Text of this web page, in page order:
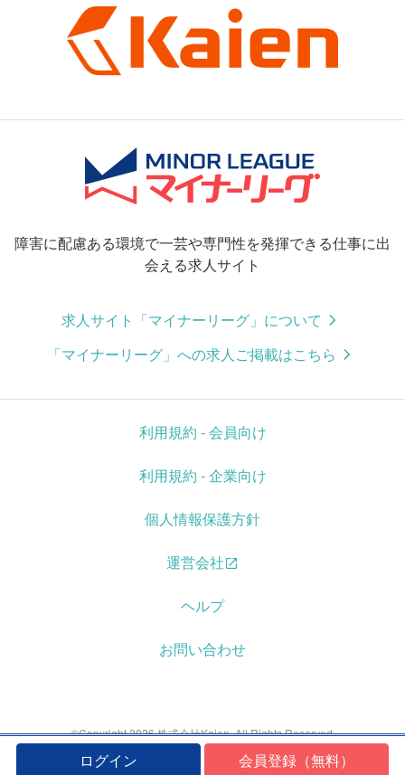
ログイン 会員登録（無料）
障害に配慮ある環境で一芸や専門性を発揮できる仕事に出
会える求人サイト
求人サイト「マイナーリーグ」について
「マイナーリーグ」への求人ご掲載はこちら
利用規約 - 会員向け
利用規約 - 企業向け
個人情報保護方針
運営会社
ヘルプ
お問い合わせ
©Copyright 2026 株式会社Kaien. All Rights Reserved.